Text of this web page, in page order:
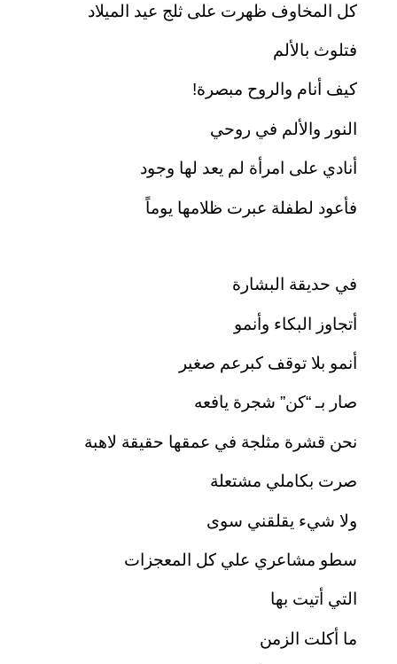
كل المخاوف ظهرت على ثلج عيد الميلاد
فتلوث بالألم
كيف أنام والروح مبصرة!
النور والألم في روحي
أنادي على امرأة لم يعد لها وجود
فأعود لطفلة عبرت ظلامها يوماً
في حديقة البشارة
أتجاوز البكاء وأنمو
أنمو بلا توقف كبرعم صغير
صار بـ “كن” شجرة يافعه
نحن قشرة مثلجة في عمقها حقيقة لاهبة
صرت بكاملي مشتعلة
وﻻ شيء يقلقني سوى
سطو مشاعري علي كل المعجزات
التي أتيت بها
ما أكلت الزمن